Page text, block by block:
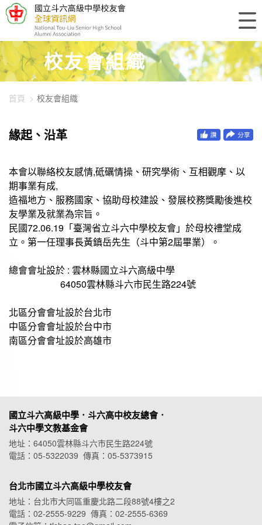
448-1000
校友會組織
首頁 校友會組織
緣起、沿革
本會以聯絡校友感情,砥礪情操、研究學術、互相觀摩、以
期事業有成,
造福地方、服務國家、協助母校建設、發展校務獎勵後進校
友學業及就業為宗旨。
民國72.06.19「臺灣省立斗六中學校友會」於母校禮堂成
立。第一任理事長黃鎮岳先生（斗中第2屆畢業）。
總會會址設於 : 雲林縣國立斗六高級中學
64050雲林縣斗六市民生路224號
北區分會會址設於台北市
中區分會會址設於台中市
南區分會會址設於高雄市
國立斗六高級中學．斗六高中校友總會．
斗六中學文教基金會
地址：64050雲林縣斗六市民生路224號
電話：05-5322039 傳真：05-5373915
台北市國立斗六高級中學校友會
地址：台北市大同區重慶北路二段88號4樓之2
電話：02-2555-9229 傳真：02-2555-6369